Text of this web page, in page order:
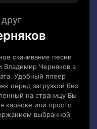
скачивание песни
Владимир Черняков в
Удобный плеер
перед загрузкой без
на страницу Вы
караоке или просто
выбранной